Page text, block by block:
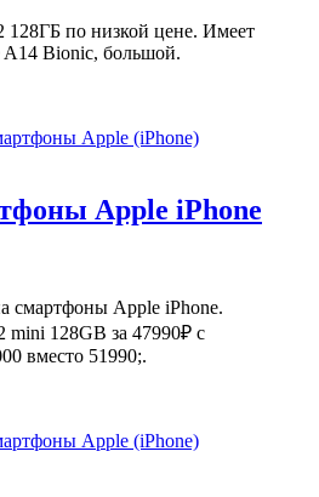
по низкой цене. Имеет
Bionic, большой.
Apple (iPhone)
Apple iPhone
смартфоны Apple iPhone.
mini 128GB за 47990₽ с
вместо 51990;.
Apple (iPhone)